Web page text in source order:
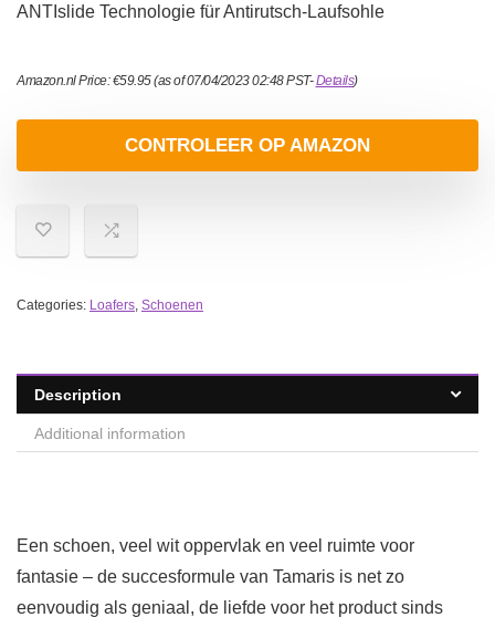
ANTIslide Technologie für Antirutsch-Laufsohle
Amazon.nl Price:€59.95(as of 07/04/2023 02:48 PST-Details)
CONTROLEER OP AMAZON
Categories: Loafers, Schoenen
Description
Additional information
Een schoen, veel wit oppervlak en veel ruimte voor
fantasie – de succesformule van Tamaris is net zo
eenvoudig als geniaal, de liefde voor het product sinds